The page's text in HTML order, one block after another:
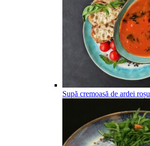
Supă cremoasă de ardei roșu